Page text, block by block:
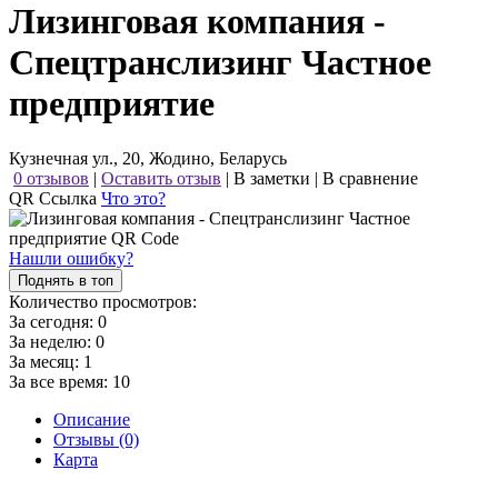
Лизинговая компания -
Спецтранслизинг Частное
предприятие
Кузнечная ул., 20, Жодино, Беларусь
0 отзывов | Оставить отзыв | В заметки | В сравнение
QR Ссылка Что это?
Нашли ошибку?
Поднять в топ
Количество просмотров:
За сегодня: 0
За неделю: 0
За месяц: 1
За все время: 10
Описание
Отзывы (0)
Карта